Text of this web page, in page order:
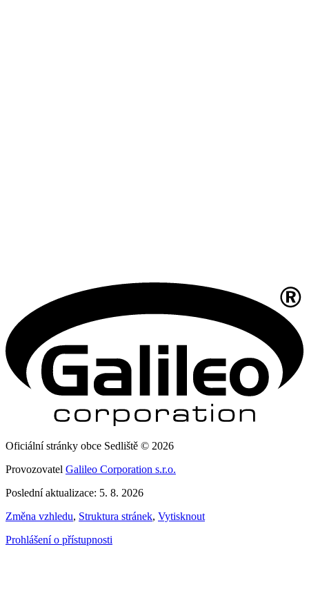
Oficiální stránky obce Sedliště © 2026
Provozovatel Galileo Corporation s.r.o.
Poslední aktualizace: 5. 8. 2026
Změna vzhledu, Struktura stránek, Vytisknout
Prohlášení o přístupnosti